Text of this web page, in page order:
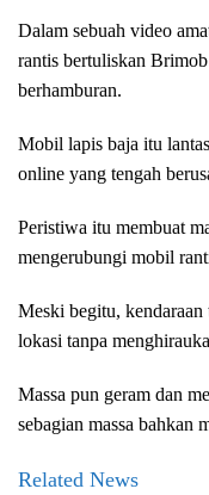
Dalam sebuah video
rantis bertuliskan
berhamburan.
Mobil lapis baja itu
online yang tengah
Peristiwa itu membuat
mengerubungi mobil
Meski begitu, kendaraan
lokasi tanpa
Massa pun geram dan
sebagian massa bahkan
Related News